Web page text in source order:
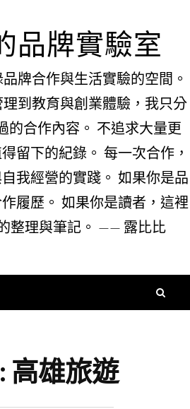
品牌實驗室
牌合作與生活實驗的空間。
到教育與創業體驗，我只分
的合作內容。 不追求大量更
留下的紀錄。 每一次合作，
我經營的實踐。 如果你是品
履歷。 如果你是讀者，這裡
整理與筆記。 —— 露比比
高雄旅遊